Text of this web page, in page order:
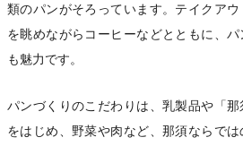
類のパンがそろっています。テイクア
を眺めながらコーヒーなどとともに、
も魅力です。
パンづくりのこだわりは、乳製品や「
をはじめ、野菜や肉など、那須ならで